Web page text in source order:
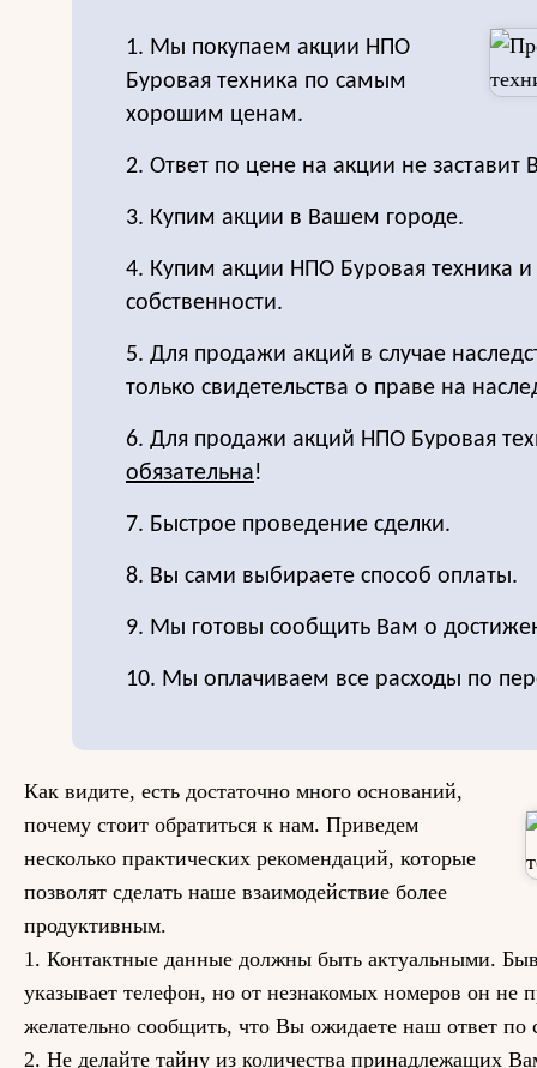
1. Мы покупаем акции НПО
Буровая техника по самым
хорошим ценам.
2. Ответ по цене на акции не заставит
3. Купим акции в Вашем городе.
4. Купим акции НПО Буровая техника
собственности.
5. Для продажи акций в случае
только свидетельства о праве на
6. Для продажи акций НПО Буровая
обязательна!
7. Быстрое проведение сделки.
8. Вы сами выбираете способ оплаты.
9. Мы готовы сообщить Вам о
10. Мы оплачиваем все расходы по
Как видите, есть достаточно много оснований,
почему стоит обратиться к нам. Приведем
несколько практических рекомендаций, которые
позволят сделать наше взаимодействие более
продуктивным.
1. Контактные данные должны быть актуальными.
указывает телефон, но от незнакомых номеров он не
желательно сообщить, что Вы ожидаете наш ответ по
2. Не делайте тайну из количества принадлежащих